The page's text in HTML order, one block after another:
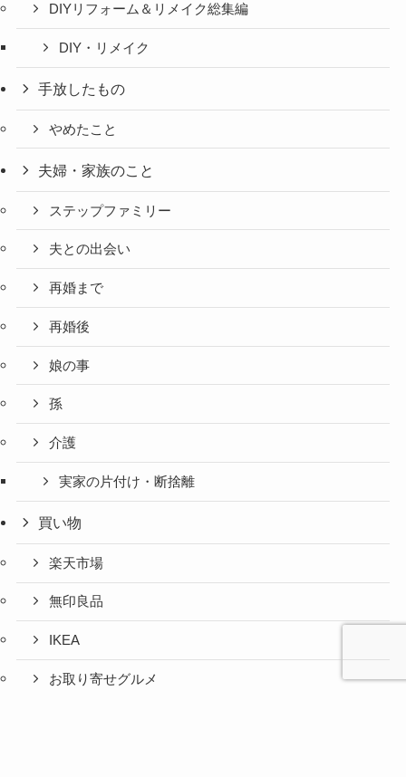
DIYリフォーム＆リメイク総集編
DIY・リメイク
手放したもの
やめたこと
夫婦・家族のこと
ステップファミリー
夫との出会い
再婚まで
再婚後
娘の事
孫
介護
実家の片付け・断捨離
買い物
楽天市場
無印良品
IKEA
お取り寄せグルメ